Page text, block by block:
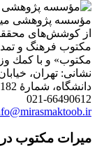
از كوشش‌های
مكتوب فرهنگ و
مكتوب» و با كمك
نشانی: تهران،
دانشگاه، شمارۀ 1182 (ساختمان فروردین)، طبقۀ دوم
021-66490612
میرات مکتوب